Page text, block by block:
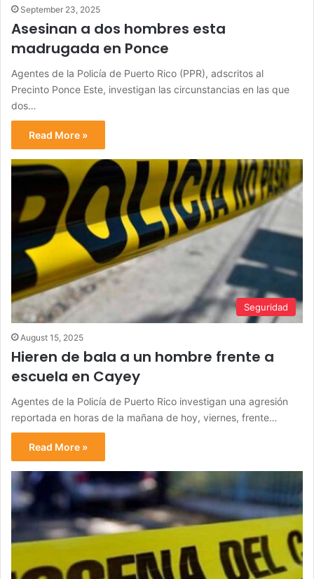
September 23, 2025
Asesinan a dos hombres esta
madrugada en Ponce
Agentes de la Policía de Puerto Rico (PPR), adscritos al
Precinto Ponce Este, investigan las circunstancias en las que
dos…
Read More »
Seguridad
August 15, 2025
Hieren de bala a un hombre frente a
escuela en Cayey
Agentes de la Policía de Puerto Rico investigan una agresión
reportada en horas de la mañana de hoy, viernes, frente…
Read More »